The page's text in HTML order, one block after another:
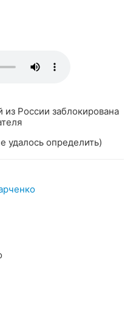
из России заблокирована
удалось определить)